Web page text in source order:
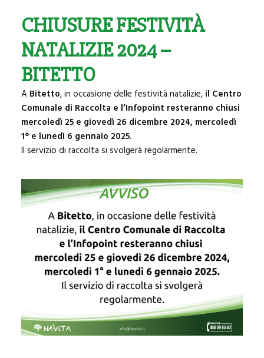
GIOVINAZZO
PALO DEL COLLE
MODUGNO
CHIUSURE FESTIVITÀ
NATALIZIE 2024 –
BITETTO
A Bitetto, in occasione delle festività natalizie, il Centro
Comunale di Raccolta e l’Infopoint resteranno chiusi
mercoledì 25 e giovedì 26 dicembre 2024, mercoledì
1° e lunedì 6 gennaio 2025.
Il servizio di raccolta si svolgerà regolarmente.